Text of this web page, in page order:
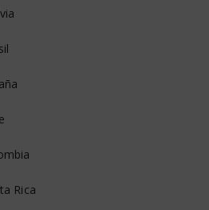
Rica